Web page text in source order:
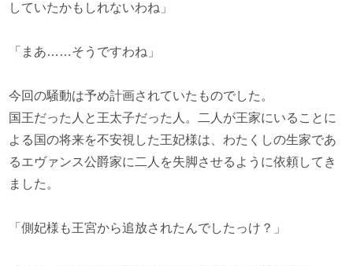
していたかもしれないわね」
「まあ……そうですわね」
今回の騒動は予め計画されていたものでした。
国王だった人と王太子だった人。二人が王家にいることに
よる国の将来を不安視した王妃様は、わたくしの生家であ
るエヴァンス公爵家に二人を失脚させるように依頼してき
ました。
「側妃様も王宮から追放されたんでしたっけ？」